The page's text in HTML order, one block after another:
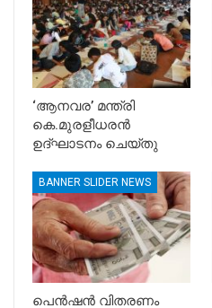
‘ആനവര’ മന്ത്രി
കെ.മുരളീധരന്‍
ഉദ്ഘാടനം ചെയ്തു
BANNER SLIDER NEWS
പെൻഷൻ വിതരണം